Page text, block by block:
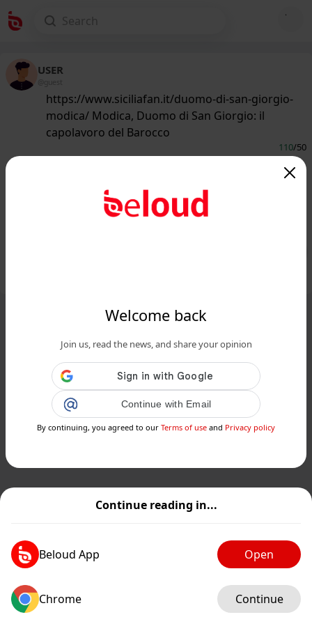
Continue reading in...
Beloud App Open
Chrome Continue
Welcome back
Join us, read the news, and share your opinion
Continue with Email
By continuing, you agreed to our Terms of use and Privacy policy
USER
@guest
https://www.siciliafan.it/duomo-di-san-giorgio-
modica/ Modica, Duomo di San Giorgio: il
capolavoro del Barocco
110/50
Modica, ecco perché il Duomo di San
Giorgio è un capolavoro unico nel suo
genere...